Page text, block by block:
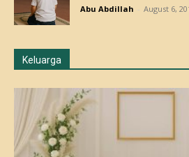
Abu Abdillah - August 6,
Keluarga